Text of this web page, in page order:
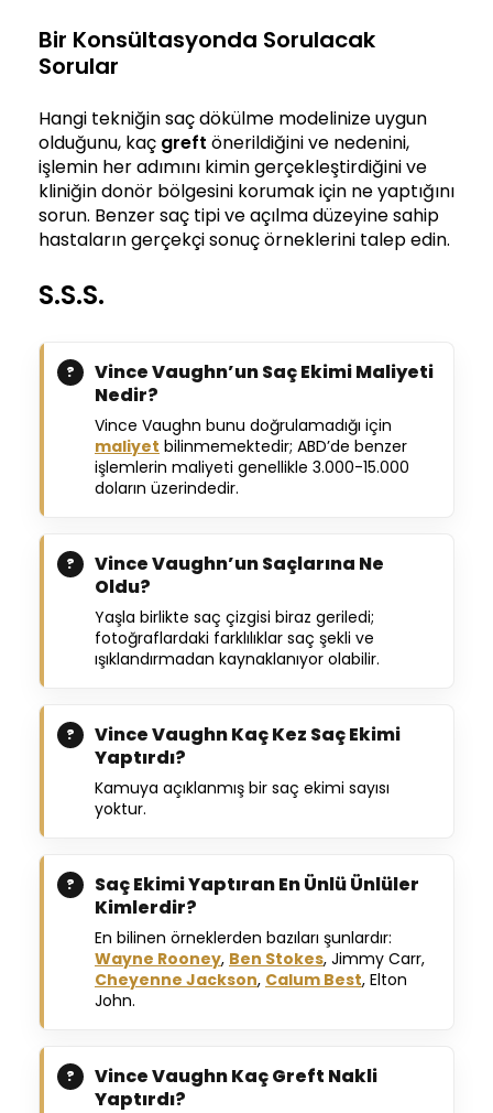
Bir Konsültasyonda Sorulacak
Sorular
Hangi tekniğin saç dökülme modelinize uygun
olduğunu, kaç greft önerildiğini ve nedenini,
işlemin her adımını kimin gerçekleştirdiğini ve
kliniğin donör bölgesini korumak için ne yaptığını
sorun. Benzer saç tipi ve açılma düzeyine sahip
hastaların gerçekçi sonuç örneklerini talep edin.
S.S.S.
Vince Vaughn’un Saç Ekimi Maliyeti
Nedir?
Vince Vaughn bunu doğrulamadığı için
maliyet bilinmemektedir; ABD’de benzer
işlemlerin maliyeti genellikle 3.000-15.000
doların üzerindedir.
Vince Vaughn’un Saçlarına Ne
Oldu?
Yaşla birlikte saç çizgisi biraz geriledi;
fotoğraflardaki farklılıklar saç şekli ve
ışıklandırmadan kaynaklanıyor olabilir.
Vince Vaughn Kaç Kez Saç Ekimi
Yaptırdı?
Kamuya açıklanmış bir saç ekimi sayısı
yoktur.
Saç Ekimi Yaptıran En Ünlü Ünlüler
Kimlerdir?
En bilinen örneklerden bazıları şunlardır:
Wayne Rooney, Ben Stokes, Jimmy Carr,
Cheyenne Jackson, Calum Best, Elton
John.
Vince Vaughn Kaç Greft Nakli
Yaptırdı?